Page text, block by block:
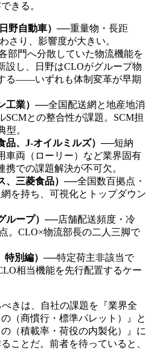
きる。
野自動車） ──重量物・長距
さり、影響度が大きい。
部門へ分散していた物流機能を
設し、日野はCLOがグループ物
る——いずれも体制変革が早期
工業） ──全国配送網と地産地消
SCMとの整合性が課題。SCM担
型。
、J-オイルミルズ） ──短納
車両（ローリー）など業界固有
での課題解決が不可欠。
三菱食品） ──全国数百拠点・
を持ち、可視化とトップダウン
ープ） ──店舗配送頻度・冷
。CLO×物流部長の二人三脚で
別編） ──特定荷主非該当で
相当機能を先行配置するケー
きは、自社の課題を『業界全
（商慣行・標準パレット）』と
（積載率・荷役の内製化）』に
ことだ。前者を待っていると、